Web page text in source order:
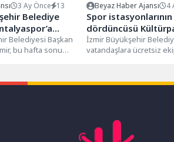
3 Ay Önce 13
Belediye
Belediyesi Başkan
bu hafta sonu
Beyaz Haber Ajansı 4
Spor istasyonlarının
dördüncüsü
İzmir Büyükşehir
vatandaşlara ücretsiz
istasyonlarının...